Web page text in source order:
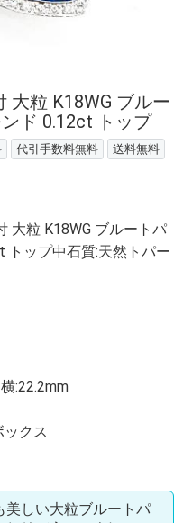
大粒 K18WG ブルー
ド 0.12ct トップ
代引手数料無料 送料無料
大粒 K18WG ブルートパ
トップ中石質:天然トパー
:22.2mm
ックス
美しい大粒ブルートパ